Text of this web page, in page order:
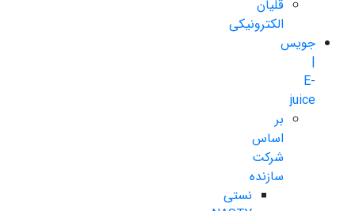
قلیان
الکترونیکی
جویس
|
E-
juice
بر
اساس
شرکت
سازنده
نستی